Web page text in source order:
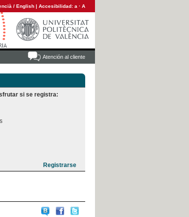
/ English | Accesibilidad: a · A
Atención al cliente
si se registra: